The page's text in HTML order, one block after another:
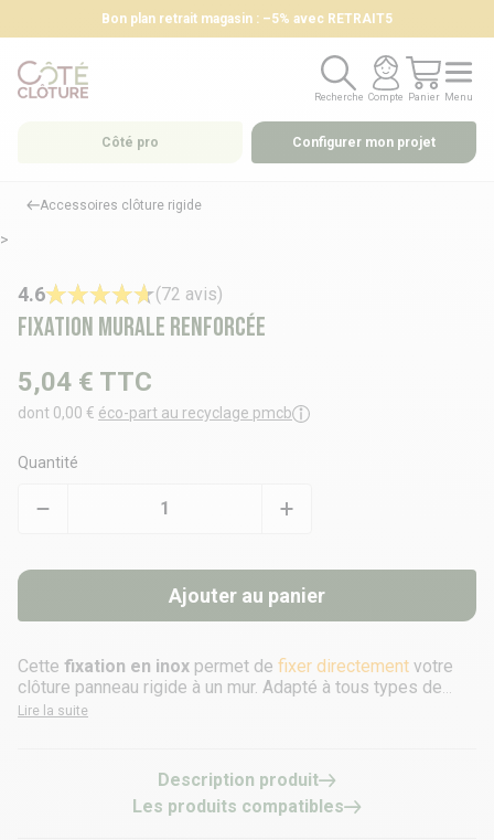
Bon plan retrait magasin : –5% avec RETRAIT5
Recherche
Recherche
Compte
Compte
Panier
Panier
Menu
Menu
Côté pro Configurer mon projet
Accessoires clôture rigide
Fixation murale renforcée
4.6 (72 avis)
>
5,04 € TTC
dont 0,00 € éco-part au recyclage pmcb
Quantité
Ajouter au panier
Cette fixation en inox permet de fixer directement votre
clôture panneau rigide à un mur. Adapté à tous types de
clôtures panneaux rigides.
Lire la suite
Description produit
Les produits compatibles